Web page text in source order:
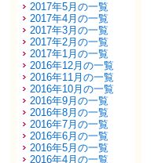
2017年5月の一覧
2017年4月の一覧
2017年3月の一覧
2017年2月の一覧
2017年1月の一覧
2016年12月の一覧
2016年11月の一覧
2016年10月の一覧
2016年9月の一覧
2016年8月の一覧
2016年7月の一覧
2016年6月の一覧
2016年5月の一覧
2016年4月の一覧